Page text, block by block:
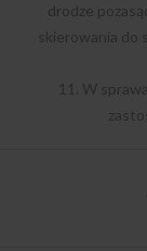
drodze
skierowania do
11. W